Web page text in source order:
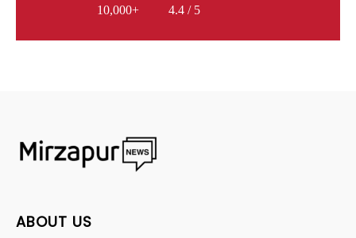
10,000+
4.4 / 5
ABOUT US